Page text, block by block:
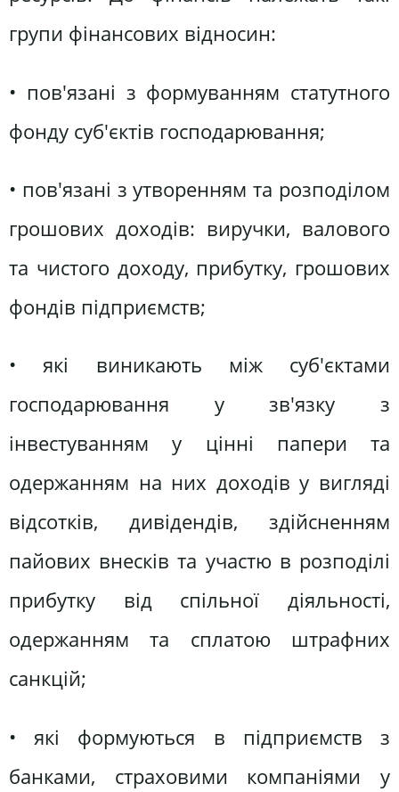
групи фінансових відносин:
• пов'язані з формуванням статутного
фонду суб'єктів господарювання;
• пов'язані з утворенням та розподілом
грошових доходів: виручки, валового
та чистого доходу, прибутку, грошових
фондів підприємств;
• які виникають між суб'єктами
господарювання у зв'язку з
інвестуванням у цінні папери та
одержанням на них доходів у вигляді
відсотків, дивідендів, здійсненням
пайових внесків та участю в розподілі
прибутку від спільної діяльності,
одержанням та сплатою штрафних
санкцій;
• які формуються в підприємств з
банками, страховими компаніями у